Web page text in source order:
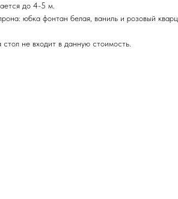
до 4-5 м.
юбка фонтан белая, ваниль и розовый кварц.
не входит в данную стоимость.